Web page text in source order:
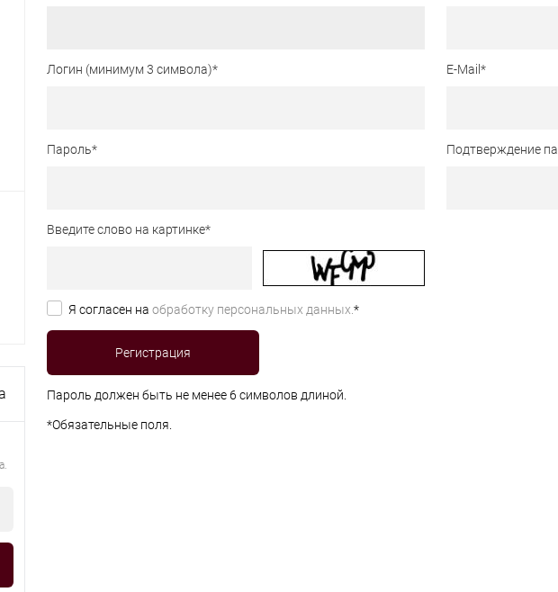
Логин (минимум 3 символа)* E-Mail *
Пароль* Подтверждение
Введите слово на картинке*
Я согласен на обработку персональных данных.*
Пароль должен быть не менее 6 символов длиной.
*Обязательные поля.